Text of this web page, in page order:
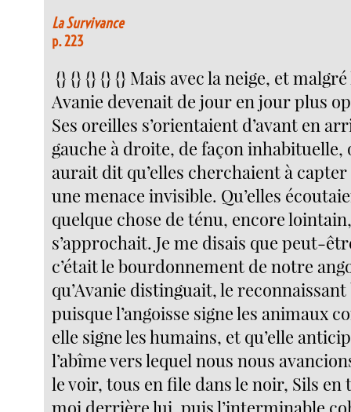
La Survivance
p. 223
{} {} {} {} {} Mais avec la neige, et
Avanie devenait de jour en jour plus
Ses oreilles s’orientaient d’avant en
gauche à droite, de façon inhabituelle,
aurait dit qu’elles cherchaient à capter
une menace invisible. Qu’elles
quelque chose de ténu, encore
s’approchait. Je me disais que peut-
c’était le bourdonnement de notre
qu’Avanie distinguait, le
puisque l’angoisse signe les animaux
elle signe les humains, et qu’elle
l’abîme vers lequel nous nous
le voir, tous en file dans le noir, Sils en
moi derrière lui, puis l’interminable